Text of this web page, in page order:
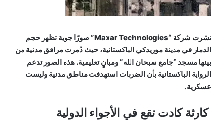
نشرت شركة “Maxar Technologies” صورًا جوية تظهر حجم
الدمار في مدينة موريدكي الباكستانية، حيث دُمرت مرافق مدنية من
بينها مسجد “جامع سبحان الله” ومبانٍ تعليمية. هذه الصور تدعم
الرواية الباكستانية بأن الضربات استهدفت مناطق مدنية وليست
عسكرية.
كارثة كادت تقع في الأجواء الدولية